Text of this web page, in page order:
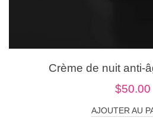
Crème de nuit anti-
$50.00
AJOUTER AU